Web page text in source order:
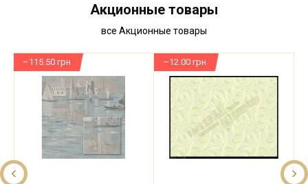
Акционные товары
все Акционные товары
–115.50 грн –12.00 грн